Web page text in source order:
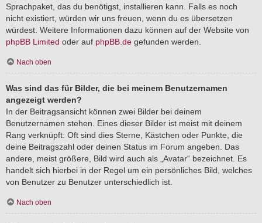
Sprachpaket, das du benötigst, installieren kann. Falls es noch
nicht existiert, würden wir uns freuen, wenn du es übersetzen
würdest. Weitere Informationen dazu können auf der Website von
phpBB Limited oder auf phpBB.de gefunden werden.
Nach oben
Was sind das für Bilder, die bei meinem Benutzernamen
angezeigt werden?
In der Beitragsansicht können zwei Bilder bei deinem
Benutzernamen stehen. Eines dieser Bilder ist meist mit deinem
Rang verknüpft: Oft sind dies Sterne, Kästchen oder Punkte, die
deine Beitragszahl oder deinen Status im Forum angeben. Das
andere, meist größere, Bild wird auch als „Avatar“ bezeichnet. Es
handelt sich hierbei in der Regel um ein persönliches Bild, welches
von Benutzer zu Benutzer unterschiedlich ist.
Nach oben